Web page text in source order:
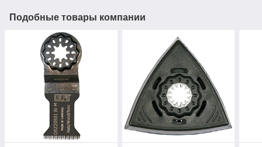
Подобные товары компании